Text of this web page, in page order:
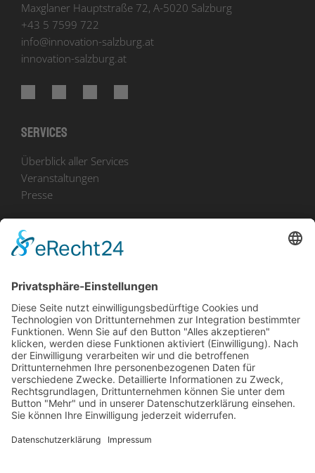
Maxglaner Hauptstraße 72, A-5020 Salzburg
+43 5 7599 722
info@innovation-salzburg.at
innovation-salzburg.at
Services
Überblick aller Services
Veranstaltungen
Presse
Bekanntmachungen
Zu uns
Unser Team
Arbeiten bei Innovation Salzburg
Anfahrt
Die Innovation Salzburg GmbH ist ein Unternehmen von
Salzburg und Industriellenvereinigung Salzburg.